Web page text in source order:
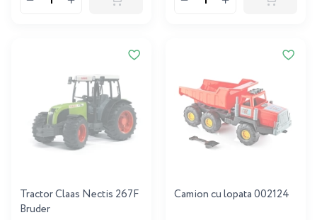
Tractor Claas Nectis 267F
Bruder
Camion cu lopata 002124